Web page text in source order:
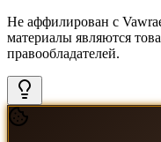
Не аффилирован с
материалы являются
правообладателей.